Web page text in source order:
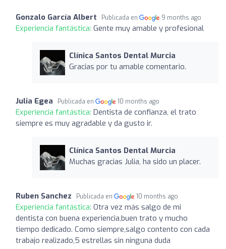
Gonzalo García Albert Publicada en 9 months ago
Experiencia fantástica: Gente muy amable y profesional
Clínica Santos Dental Murcia
Gracias por tu amable comentario.
Julia Egea Publicada en 10 months ago
Experiencia fantástica: Dentista de confianza, el trato
siempre es muy agradable y da gusto ir.
Clínica Santos Dental Murcia
Muchas gracias Julia, ha sido un placer.
Ruben Sanchez Publicada en 10 months ago
Experiencia fantástica: Otra vez más salgo de mi
dentista con buena experiencia,buen trato y mucho
tiempo dedicado. Como siempre,salgo contento con cada
trabajo realizado,5 estrellas sin ninguna duda